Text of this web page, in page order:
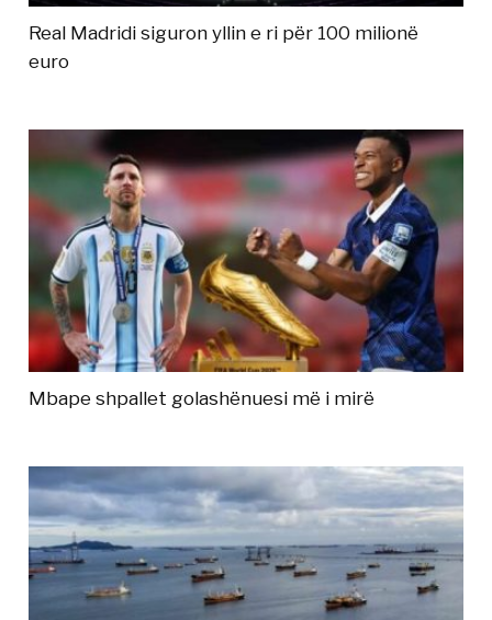
Real Madridi siguron yllin e ri për 100 milionë
euro
Mbape shpallet golashënuesi më i mirë